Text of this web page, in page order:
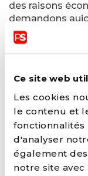
Ce site web
Les cookies
le contenu et
fonctionnalités
d'analyser
également
notre site
des raisons
demandons
jour férié. Bien
férié officiel en
souvenir de
ses formes.